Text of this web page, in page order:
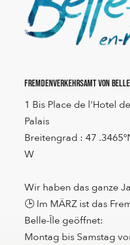
Fremdenverkehrsamt von
1 Bis Place de l'Hotel
Palais
Breitengrad : 47
W
Wir haben das ganze
🕒 Im MÄRZ ist das
Belle-Île geöffnet:
Montag bis Samstag